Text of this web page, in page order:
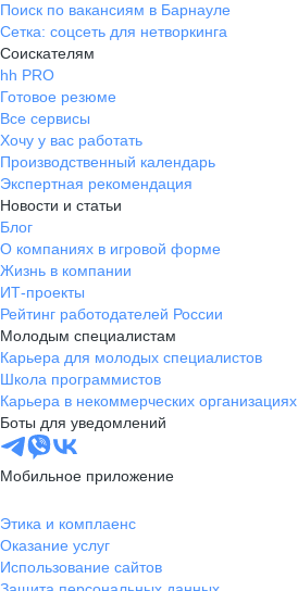
Поиск по вакансиям в Барнауле
Сетка: соцсеть для нетворкинга
Соискателям
hh PRO
Готовое резюме
Все сервисы
Хочу у вас работать
Производственный календарь
Экспертная рекомендация
Новости и статьи
Блог
О компаниях в игровой форме
Жизнь в компании
ИТ-проекты
Рейтинг работодателей России
Молодым специалистам
Карьера для молодых специалистов
Школа программистов
Карьера в некоммерческих организациях
Боты для уведомлений
Мобильное приложение
Этика и комплаенс
Оказание услуг
Использование сайтов